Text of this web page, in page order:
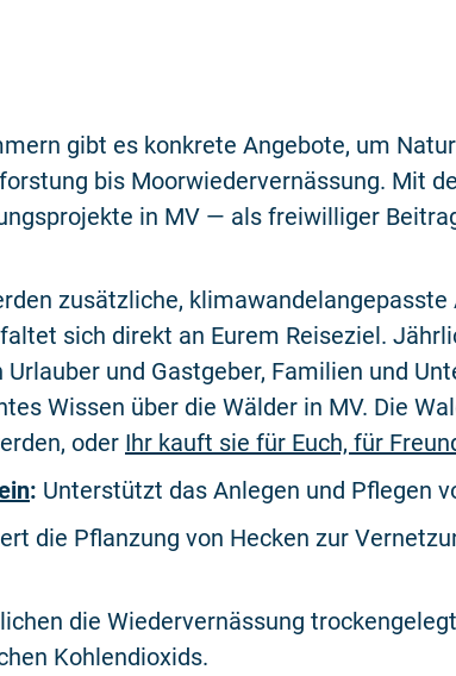
gibt es konkrete Angebote, um
bis Moorwiedervernässung. Mit
in MV — als freiwilliger
zusätzliche,
sich direkt an Eurem Reiseziel.
und Gastgeber, Familien und
Wissen über die Wälder in MV. Die
oder Ihr kauft sie für Euch, für
: Unterstützt das Anlegen und Pflegen
die Pflanzung von Hecken zur
die Wiedervernässung
Kohlendioxids.